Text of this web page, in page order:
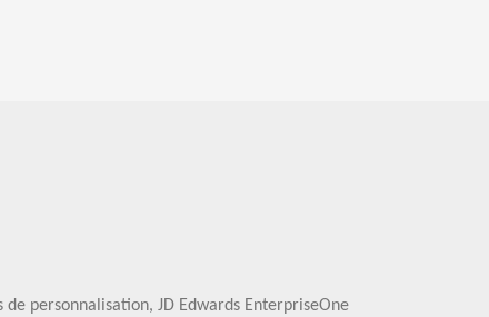
personnalisation, JD Edwards EnterpriseOne